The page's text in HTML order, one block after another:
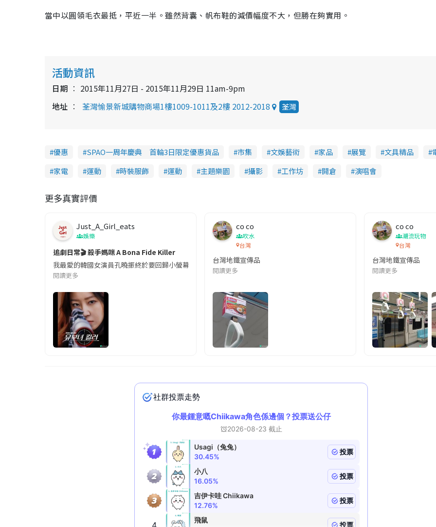
當中以圓領毛衣最抵，平近一半。雖然背囊、帆布鞋的減價幅度不大，但勝在夠實用。
活動資訊
日期
2015年11月27日 - 2015年11月29日 11am-9pm
地址
荃灣愉景新城購物商場1樓1009-1011及2樓 2012-2018 荃灣
優惠 SPAO一周年慶典 首輪3日限定優惠貨品 市集 文娛藝術 家品 展覽 文具精品
家電
運動 時裝服飾 運動 主題樂園 攝影 工作坊 開倉 演唱會
更多真實評價
Just_A_Girl_eats
娛樂
追劇日常🎬 殺手媽咪 A Bona Fide Killer
我最愛的韓國女演員孔曉振終於要回歸小螢幕啦!這次的劇本改編自同名網絡漫畫,故事主軸圍繞女主角柳寶娜 —— 表面上是一
閱讀更多
co co
吹水
台灣
台灣地鐵宣傳品
閱讀更多
co co
潮流玩物
台灣
台灣地鐵宣傳品
閱讀更多